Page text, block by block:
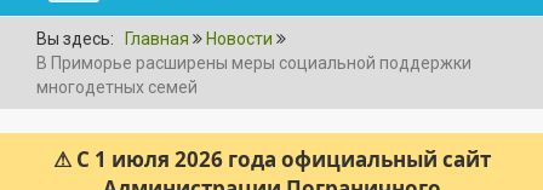
Вы здесь: Главная
Новости
В Приморье расширены меры социальной поддержки
многодетных семей
⚠ С 1 июля 2026 года официальный сайт